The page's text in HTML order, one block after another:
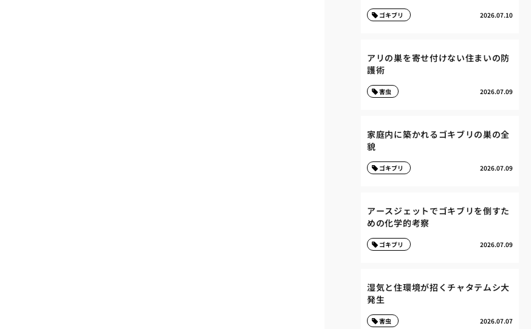
2026.07.10
ゴキブリ
アリの巣を寄せ付けない住まいの防
護術
2026.07.09
害虫
家庭内に築かれるゴキブリの巣の全
貌
2026.07.09
ゴキブリ
アースジェットでゴキブリを倒すた
めの化学的考察
2026.07.09
ゴキブリ
湿気と住環境が招くチャタテムシ大
発生
2026.07.07
害虫